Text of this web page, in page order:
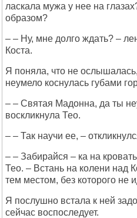
ласкала мужа у нее на
образом?
– – Ну, мне долго ждать? –
Коста.
Я поняла, что не
неумело коснулась губами
– – Святая Мадонна, да ты
воскликнула Тео.
– – Так научи ее, –
– – Забирайся – ка на
Тео. – Встань на колени над
тем местом, без которого не
Я послушно встала к ней
сейчас воспоследует.